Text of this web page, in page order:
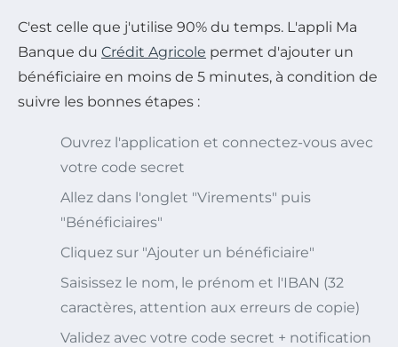
C'est celle que j'utilise 90% du temps. L'appli Ma
Banque du Crédit Agricole permet d'ajouter un
bénéficiaire en moins de 5 minutes, à condition de
suivre les bonnes étapes :
Ouvrez l'application et connectez-vous avec
votre code secret
Allez dans l'onglet "Virements" puis
"Bénéficiaires"
Cliquez sur "Ajouter un bénéficiaire"
Saisissez le nom, le prénom et l'IBAN (32
caractères, attention aux erreurs de copie)
Validez avec votre code secret + notification